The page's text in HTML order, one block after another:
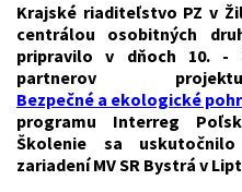
Krajské riaditeľstvo PZ v
centrálou osobitných
pripravilo v dňoch 10. -
partnerov
Bezpečné a ekologické
programu Interreg
Školenie sa uskutočnilo
zariadení MV SR Bystrá v